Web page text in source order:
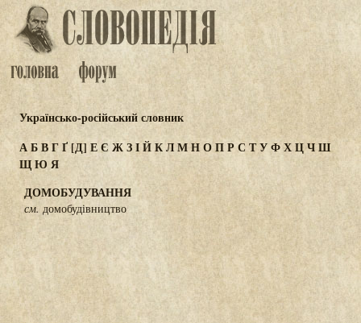
Українсько-російський словник
АБВГҐ[Д] ЕЄ ЖЗІЙКЛМНОПР С ТУФХЦЧШ
ЩЮ Я
ДОМОБУДУВАННЯ
см. домобудівництво